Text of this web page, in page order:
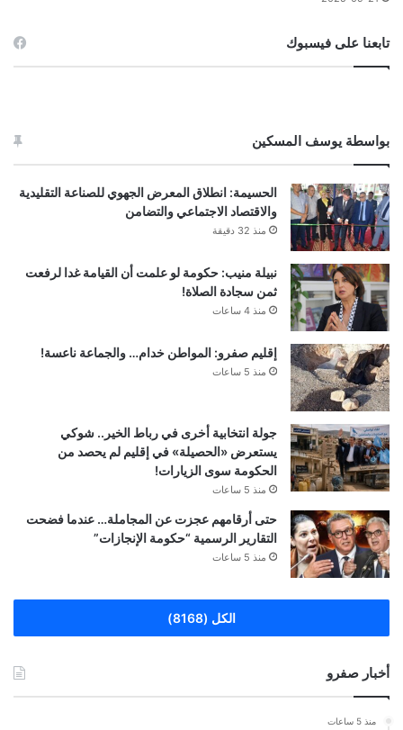
تابعنا على فيسبوك
بواسطة يوسف المسكين
الحسيمة: انطلاق المعرض الجهوي للصناعة التقليدية
والاقتصاد الاجتماعي والتضامن
منذ 32 دقيقة
نبيلة منيب: حكومة لو علمت أن القيامة غدا لرفعت
ثمن سجادة الصلاة!
منذ 4 ساعات
إقليم صفرو: المواطن خدام… والجماعة ناعسة!
منذ 5 ساعات
جولة انتخابية أخرى في رباط الخير.. شوكي
يستعرض «الحصيلة» في إقليم لم يحصد من
الحكومة سوى الزيارات!
منذ 5 ساعات
حتى أرقامهم عجزت عن المجاملة… عندما فضحت
التقارير الرسمية “حكومة الإنجازات”
منذ 5 ساعات
الكل (8168)
أخبار صفرو
منذ 5 ساعات